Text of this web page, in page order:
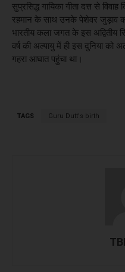
सुप्रसिद्ध गायिका गीता दत्त से
रहमान के साथ उनके पेशेवर जुड़ाव को
भारतीय कला जगत के इस अद्वितीय
वर्ष की अल्पायु में ही इस दुनिया को
गहरा आघात पहुंचा था।
TAGS Guru Dutt's birth